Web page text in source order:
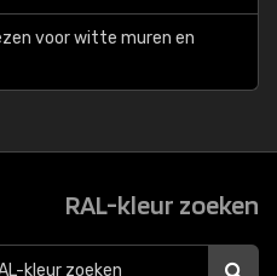
voor witte muren en
RAL-kleur zoeken